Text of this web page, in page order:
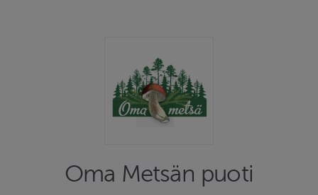
Oma Metsän puoti